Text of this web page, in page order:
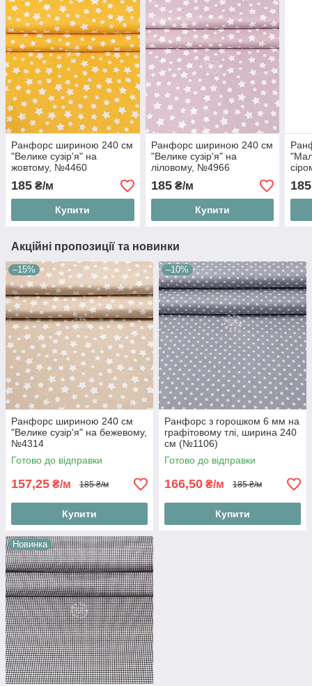
Ранфорс шириною 240 см
"Велике сузір'я" на
жовтому, №4460
185 ₴/м
Купити
Ранфорс шириною 240 см
"Велике сузір'я" на
ліловому, №4966
185₴/м
Купити
185
Акційні пропозиції та новинки
–15%
Ранфорс шириною 240 см
"Велике сузір'я" на бежевому,
№4314
Готово до відправки
157,25 ₴/м 185 ₴/м
Купити
–10%
Ранфорс з горошком 6 мм на
графітовому тлі, ширина 240
см (№1106)
Готово до відправки
166,50 ₴/м 185 ₴/м
Купити
Новинка